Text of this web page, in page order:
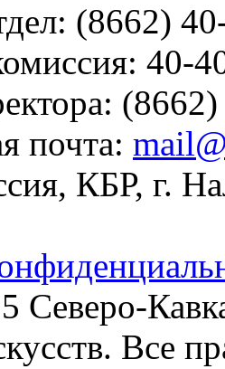
(8662)
40-
почта:
КБР, г.
Северо-
Все